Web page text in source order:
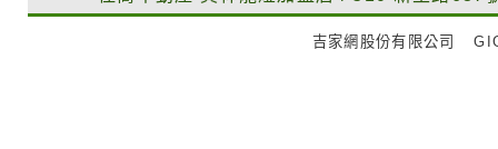
吉家網股份有限公司